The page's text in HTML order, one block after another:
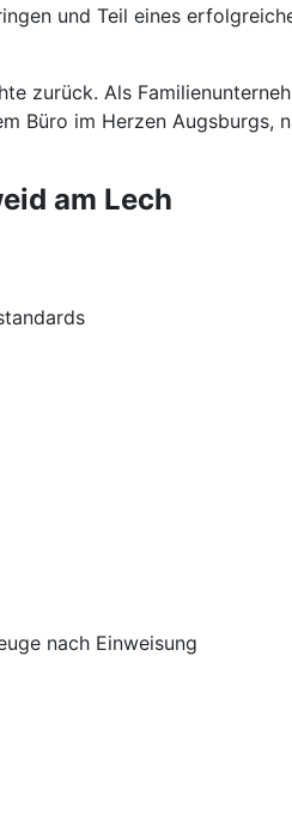
und Teil eines
zurück. Als
Büro im Herzen Augsburgs,
am Lech
nach Einweisung